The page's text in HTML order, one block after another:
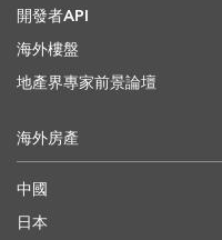
開發者API
海外樓盤
地產界專家前景論壇
海外房產
中國
日本